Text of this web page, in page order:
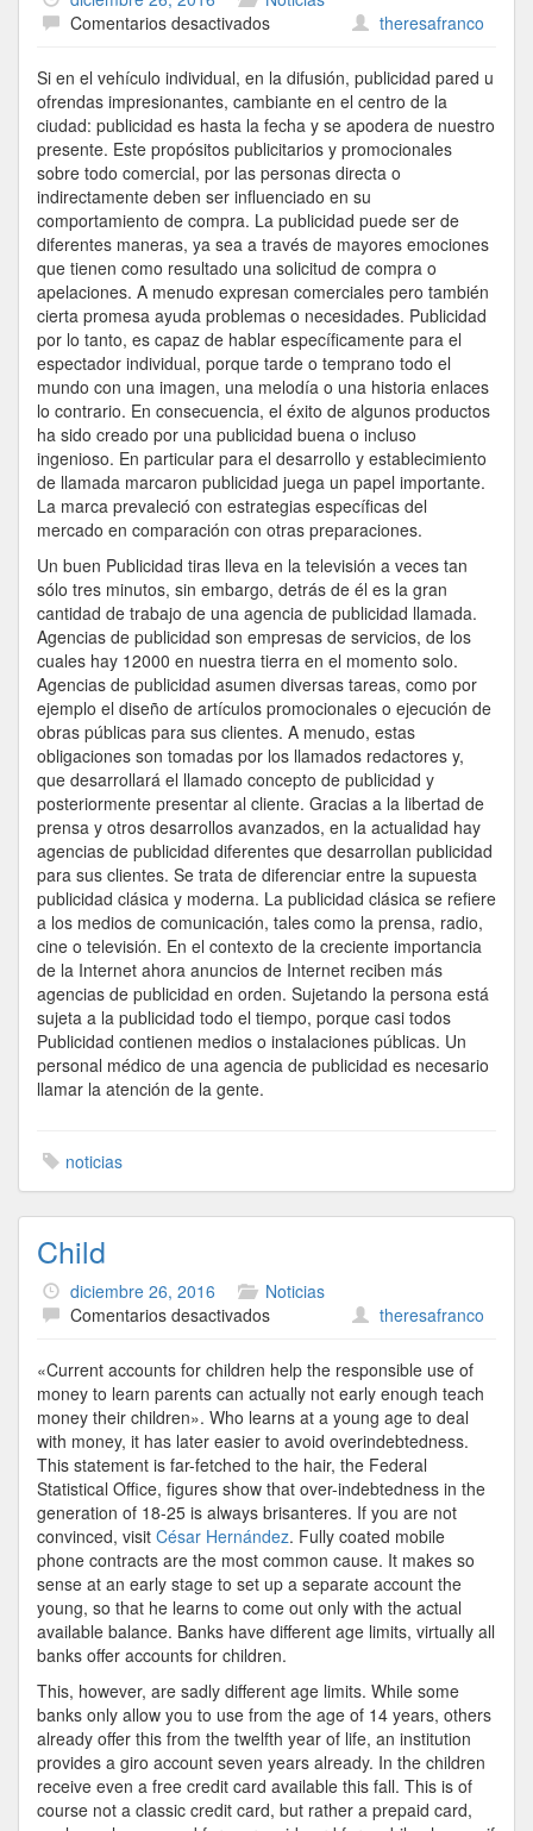
Comentarios desactivadosen
Es
Publicidad
theresafranco
Si en el vehículo individual, en la difusión, publicidad pared u
ofrendas impresionantes, cambiante en el centro de la
ciudad: publicidad es hasta la fecha y se apodera de nuestro
presente. Este propósitos publicitarios y promocionales
sobre todo comercial, por las personas directa o
indirectamente deben ser influenciado en su
comportamiento de compra. La publicidad puede ser de
diferentes maneras, ya sea a través de mayores emociones
que tienen como resultado una solicitud de compra o
apelaciones. A menudo expresan comerciales pero también
cierta promesa ayuda problemas o necesidades. Publicidad
por lo tanto, es capaz de hablar específicamente para el
espectador individual, porque tarde o temprano todo el
mundo con una imagen, una melodía o una historia enlaces
lo contrario. En consecuencia, el éxito de algunos productos
ha sido creado por una publicidad buena o incluso
ingenioso. En particular para el desarrollo y establecimiento
de llamada marcaron publicidad juega un papel importante.
La marca prevaleció con estrategias específicas del
mercado en comparación con otras preparaciones.
Un buen Publicidad tiras lleva en la televisión a veces tan
sólo tres minutos, sin embargo, detrás de él es la gran
cantidad de trabajo de una agencia de publicidad llamada.
Agencias de publicidad son empresas de servicios, de los
cuales hay 12000 en nuestra tierra en el momento solo.
Agencias de publicidad asumen diversas tareas, como por
ejemplo el diseño de artículos promocionales o ejecución de
obras públicas para sus clientes. A menudo, estas
obligaciones son tomadas por los llamados redactores y,
que desarrollará el llamado concepto de publicidad y
posteriormente presentar al cliente. Gracias a la libertad de
prensa y otros desarrollos avanzados, en la actualidad hay
agencias de publicidad diferentes que desarrollan publicidad
para sus clientes. Se trata de diferenciar entre la supuesta
publicidad clásica y moderna. La publicidad clásica se refiere
a los medios de comunicación, tales como la prensa, radio,
cine o televisión. En el contexto de la creciente importancia
de la Internet ahora anuncios de Internet reciben más
agencias de publicidad en orden. Sujetando la persona está
sujeta a la publicidad todo el tiempo, porque casi todos
Publicidad contienen medios o instalaciones públicas. Un
personal médico de una agencia de publicidad es necesario
llamar la atención de la gente.
noticias
Child
diciembre 26, 2016
Noticias
Comentarios desactivadosen
theresafranco
«Current accounts for children help the responsible use of
money to learn parents can actually not early enough teach
money their children». Who learns at a young age to deal
with money, it has later easier to avoid overindebtedness.
This statement is far-fetched to the hair, the Federal
Statistical Office, figures show that over-indebtedness in the
generation of 18-25 is always brisanteres. If you are not
convinced, visit César Hernández. Fully coated mobile
phone contracts are the most common cause. It makes so
sense at an early stage to set up a separate account the
young, so that he learns to come out only with the actual
available balance. Banks have different age limits, virtually all
banks offer accounts for children.
This, however, are sadly different age limits. While some
banks only allow you to use from the age of 14 years, others
already offer this from the twelfth year of life, an institution
provides a giro account seven years already. In the children
receive even a free credit card available this fall. This is of
course not a classic credit card, but rather a prepaid card,